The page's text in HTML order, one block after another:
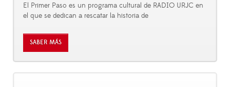
El Primer Paso es un programa cultural de RADIO URJC en
el que se dedican a rescatar la historia de
SABER MÁS